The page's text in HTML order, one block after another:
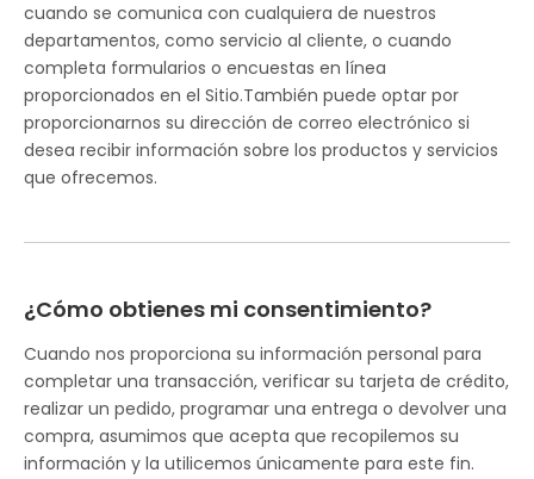
cuando se comunica con cualquiera de nuestros
departamentos, como servicio al cliente, o cuando
completa formularios o encuestas en línea
proporcionados en el Sitio.También puede optar por
proporcionarnos su dirección de correo electrónico si
desea recibir información sobre los productos y servicios
que ofrecemos.
¿Cómo obtienes mi consentimiento?
Cuando nos proporciona su información personal para
completar una transacción, verificar su tarjeta de crédito,
realizar un pedido, programar una entrega o devolver una
compra, asumimos que acepta que recopilemos su
información y la utilicemos únicamente para este fin.